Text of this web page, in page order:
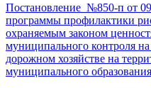
Постановление №850-п от
программы профилактики
охраняемым законом
муниципального контроля
дорожном хозяйстве на
муниципального